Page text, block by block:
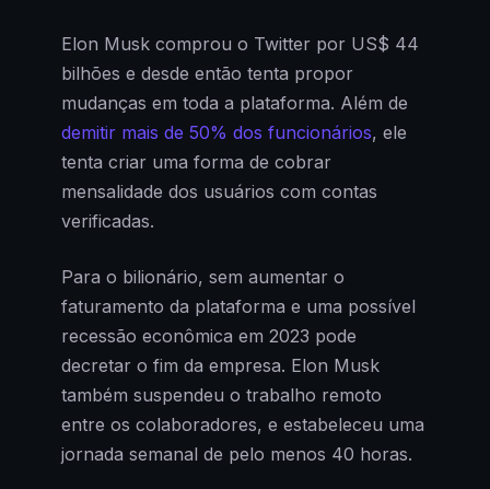
Elon Musk comprou o Twitter por US$ 44
bilhões e desde então tenta propor
mudanças em toda a plataforma. Além de
demitir mais de 50% dos funcionários, ele
tenta criar uma forma de cobrar
mensalidade dos usuários com contas
verificadas.
Para o bilionário, sem aumentar o
faturamento da plataforma e uma possível
recessão econômica em 2023 pode
decretar o fim da empresa. Elon Musk
também suspendeu o trabalho remoto
entre os colaboradores, e estabeleceu uma
jornada semanal de pelo menos 40 horas.